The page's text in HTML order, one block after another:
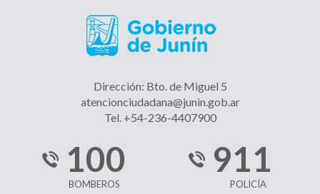
Dirección: Bto. de Miguel 5
atencionciudadana@junin.gob.ar
Tel. +54-236-4407900
100
BOMBEROS
911
POLICÍA